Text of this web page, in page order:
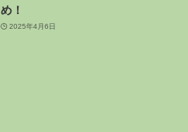
め！
2025年4月6日